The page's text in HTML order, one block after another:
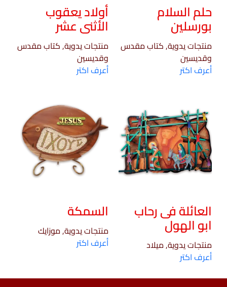
حلم السلام
بورسلين
منتجات يدوية, كتاب مقدس
وقديسين
أعرف اكتر
أولاد يعقوب
الأثنى عشر
منتجات يدوية, كتاب مقدس
وقديسين
أعرف اكتر
العائلة فى رحاب
ابو الهول
منتجات يدوية, ميلاد
أعرف اكتر
السمكة
منتجات يدوية, موزايك
أعرف اكتر